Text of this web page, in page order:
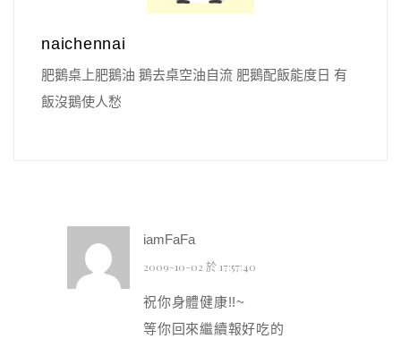
naichennai
肥鵝桌上肥鵝油 鵝去桌空油自流 肥鵝配飯能度日 有
飯沒鵝使人愁
iamFaFa
2009-10-02 於 17:57:40
祝你身體健康!!~
等你回來繼續報好吃的